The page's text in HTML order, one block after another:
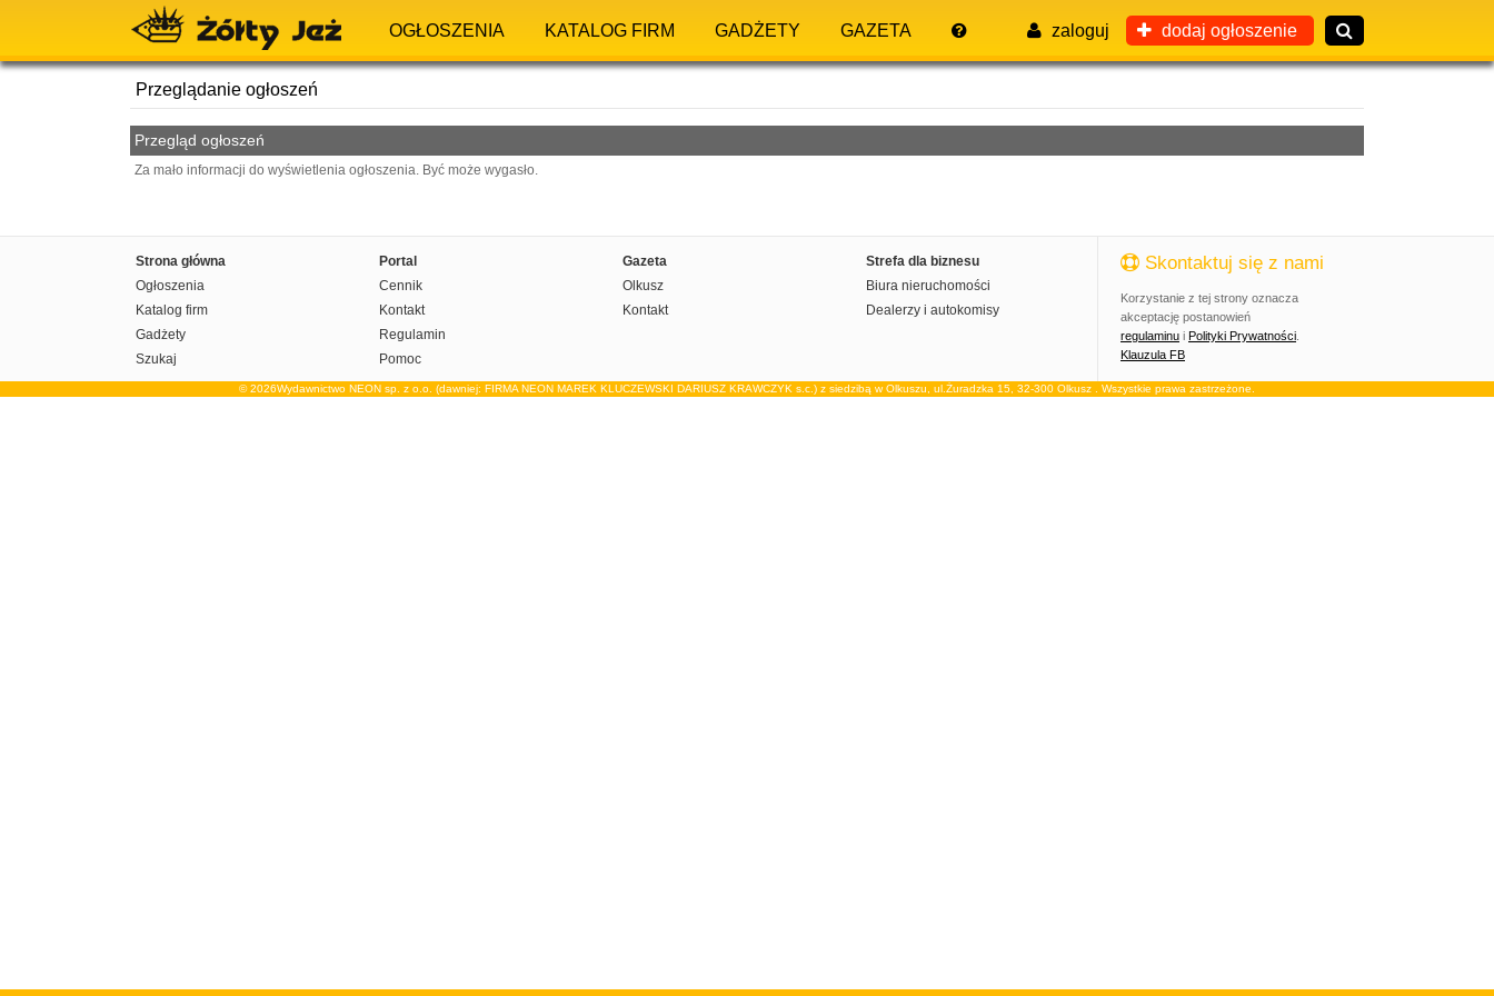
OGŁOSZENIA KATALOG FIRM GADŻETY GAZETA zaloguj dodaj ogłoszenie
Przeglądanie ogłoszeń
Przegląd ogłoszeń
Za mało informacji do wyświetlenia ogłoszenia. Być może wygasło.
Strona główna
Ogłoszenia
Katalog firm
Gadżety
Szukaj
Portal
Cennik
Kontakt
Regulamin
Pomoc
Gazeta
Olkusz
Kontakt
Strefa dla biznesu
Biura nieruchomości
Dealerzy i autokomisy
Skontaktuj się z nami
Korzystanie z tej strony oznacza
akceptację postanowień
regulaminu i Polityki Prywatności
Klauzula FB
© 2026Wydawnictwo NEON sp. z o.o. (dawniej: FIRMA NEON MAREK KLUCZEWSKI DARIUSZ KRAWCZYK s.c.) z siedzibą w Olkuszu, ul.Żuradzka 15, 32-300 Olkusz . Wszystkie prawa zastrzeżone.